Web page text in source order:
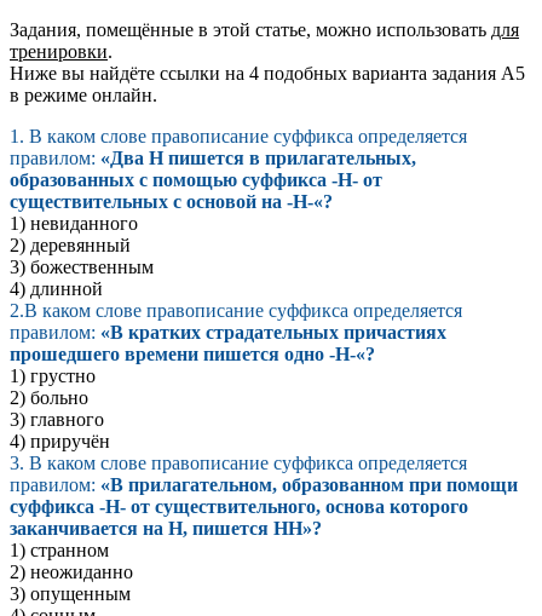
Задания, помещённые в этой статье, можно использовать для
тренировки.
Ниже вы найдёте ссылки на 4 подобных варианта задания А5
в режиме онлайн.
1. В каком слове правописание суффикса определяется
правилом: «Два Н пишется в прилагательных,
образованных с помощью суффикса -Н- от
существительных с основой на -Н-«?
1) невиданного
2) деревянный
3) божественным
4) длинной
2.В каком слове правописание суффикса определяется
правилом: «В кратких страдательных причастиях
прошедшего времени пишется одно -Н-«?
1) грустно
2) больно
3) главного
4) приручён
3. В каком слове правописание суффикса определяется
правилом: «В прилагательном, образованном при помощи
суффикса -Н- от существительного, основа которого
заканчивается на Н, пишется НН»?
1) странном
2) неожиданно
3) опущенным